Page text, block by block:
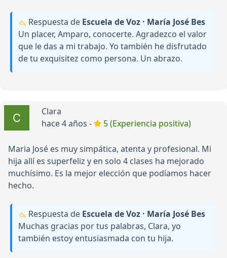
Respuesta de Escuela de Voz · María José Bes
Un placer, Amparo, conocerte. Agradezco el valor
que le das a mi trabajo. Yo también he disfrutado
de tu exquisitez como persona. Un abrazo.
Clara
hace 4 años -
5 (Experiencia positiva)
Maria José es muy simpática, atenta y profesional. Mi
hija allí es superfeliz y en solo 4 clases ha mejorado
muchísimo. Es la mejor elección que podíamos hacer
hecho.
Respuesta de Escuela de Voz · María José Bes
Muchas gracias por tus palabras, Clara, yo
también estoy entusiasmada con tu hija.